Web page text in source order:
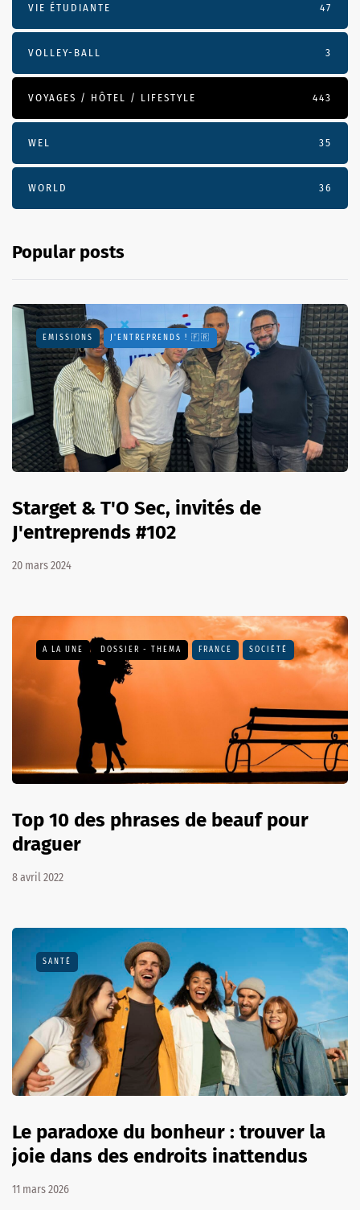
VIE ÉTUDIANTE 47
VOLLEY-BALL 3
VOYAGES / HÔTEL / LIFESTYLE 443
WEL 35
WORLD 36
Popular posts
EMISSIONS J'ENTREPRENDS ! 🇫🇷
Starget & T'O Sec, invités de
J'entreprends #102
20 mars 2024
A LA UNE DOSSIER - THEMA FRANCE SOCIÉTÉ
Top 10 des phrases de beauf pour
draguer
8 avril 2022
SANTÉ
Le paradoxe du bonheur : trouver la
joie dans des endroits inattendus
11 mars 2026